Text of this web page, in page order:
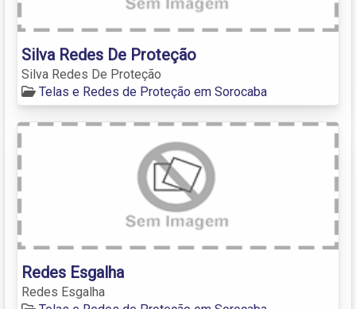
Silva Redes De Proteção
Silva Redes De Proteção
Telas e Redes de Proteção em Sorocaba
Redes Esgalha
Redes Esgalha